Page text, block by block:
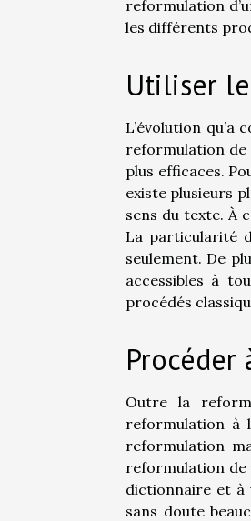
reformulation
les différents
Utiliser
L’évolution qu’a
reformulation de
plus efficaces.
existe plusieurs
sens du texte. À
La particularité
seulement. De
accessibles à
procédés
Procéder
Outre la
reformulation à
reformulation
reformulation de
dictionnaire et à
sans doute